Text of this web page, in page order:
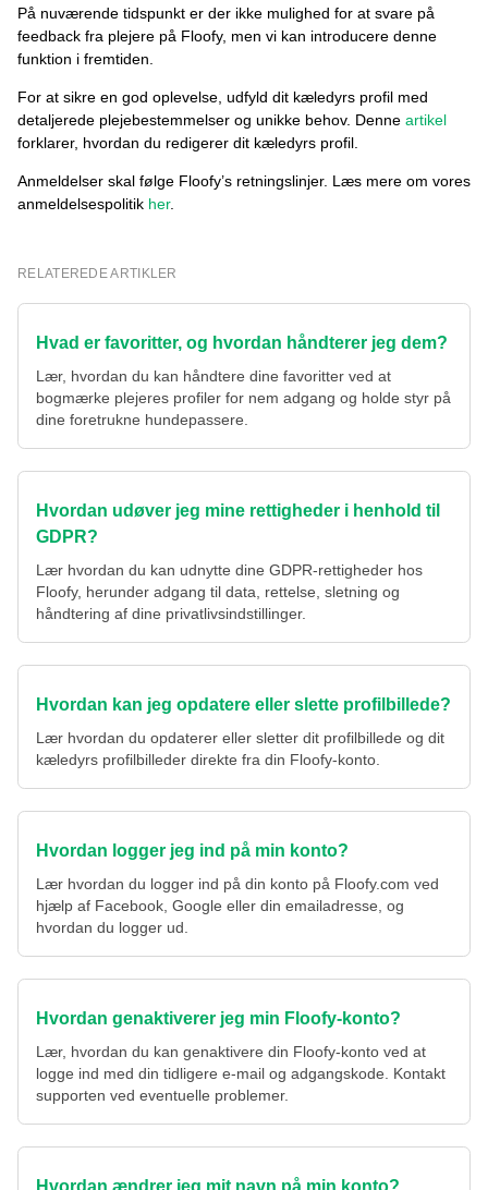
På nuværende tidspunkt er der ikke mulighed for at svare på
feedback fra plejere på Floofy, men vi kan introducere denne
funktion i fremtiden.
For at sikre en god oplevelse, udfyld dit kæledyrs profil med
detaljerede plejebestemmelser og unikke behov. Denne artikel
forklarer, hvordan du redigerer dit kæledyrs profil.
Anmeldelser skal følge Floofy’s retningslinjer. Læs mere om vores
anmeldelsespolitik her.
RELATEREDE ARTIKLER
Hvad er favoritter, og hvordan håndterer jeg dem?
Lær, hvordan du kan håndtere dine favoritter ved at
bogmærke plejeres profiler for nem adgang og holde styr på
dine foretrukne hundepassere.
Hvordan udøver jeg mine rettigheder i henhold til
GDPR?
Lær hvordan du kan udnytte dine GDPR-rettigheder hos
Floofy, herunder adgang til data, rettelse, sletning og
håndtering af dine privatlivsindstillinger.
Hvordan kan jeg opdatere eller slette profilbillede?
Lær hvordan du opdaterer eller sletter dit profilbillede og dit
kæledyrs profilbilleder direkte fra din Floofy-konto.
Hvordan logger jeg ind på min konto?
Lær hvordan du logger ind på din konto på Floofy.com ved
hjælp af Facebook, Google eller din emailadresse, og
hvordan du logger ud.
Hvordan genaktiverer jeg min Floofy-konto?
Lær, hvordan du kan genaktivere din Floofy-konto ved at
logge ind med din tidligere e-mail og adgangskode. Kontakt
supporten ved eventuelle problemer.